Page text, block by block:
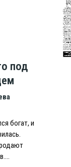
под
богат, и